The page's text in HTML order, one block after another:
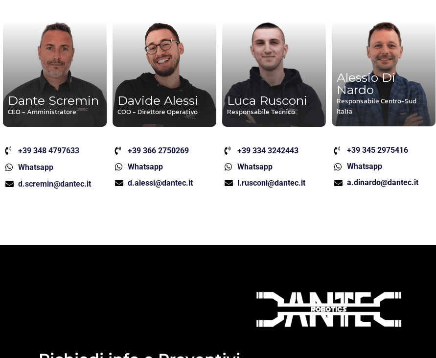
Dante Scremin
CEO - Amministratore
+39 348 4797633
Whatsapp
d.scremin@dantec.it
Davide Alessi
COO - Direttore Operativo
+39 366 2750269
Whatsapp
d.alessi@dantec.it
Luca Rusconi
Responsabile Tecnico
+39 334 3242443
Whatsapp
l.rusconi@dantec.it
Alessio Di
Nardo
Responsabile Centro-Sud
Italia
+39 345 2975416
Whatsapp
a.dinardo@dantec.it